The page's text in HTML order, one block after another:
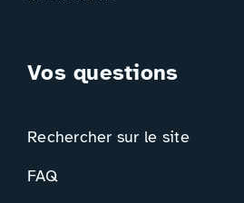
Vos questions
Rechercher sur le site
FAQ